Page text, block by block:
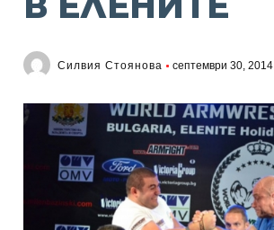
Силвия Стоянова септември 30, 2014